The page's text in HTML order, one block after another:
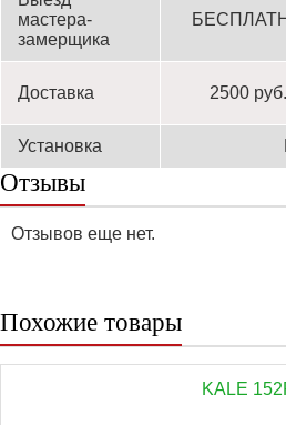
мастера-
замерщика
Доставка 2500 руб.
Установка
Отзывы
Отзывов еще нет.
Похожие товары
KALE